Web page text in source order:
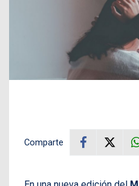
Comparte